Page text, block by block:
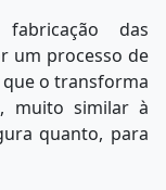
das
um processo de
o transforma
muito similar à
quanto, para